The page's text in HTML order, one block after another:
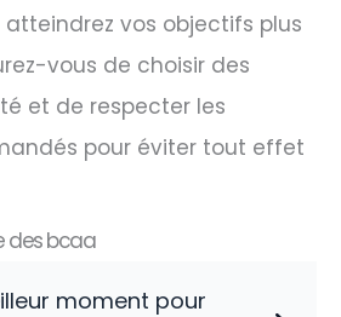
vos objectifs plus
vous de choisir des
et de respecter les
pour éviter tout effet
des bcaa
moment pour